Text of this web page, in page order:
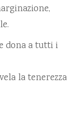
dona a tutti i
la tenerezza